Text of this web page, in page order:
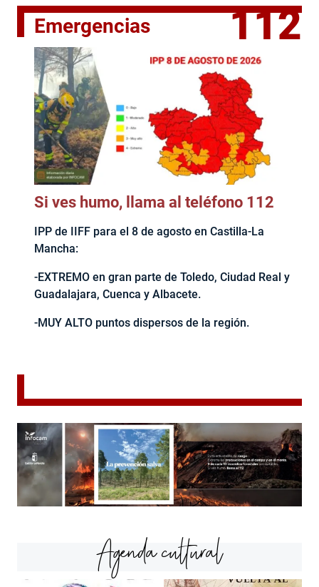
Emergencias 112
Si ves humo, llama al teléfono 112
IPP de IIFF para el 8 de agosto en Castilla-La
Mancha:
-EXTREMO en gran parte de Toledo, Ciudad Real y
Guadalajara, Cuenca y Albacete.
-MUY ALTO puntos dispersos de la región.
Agenda cultural